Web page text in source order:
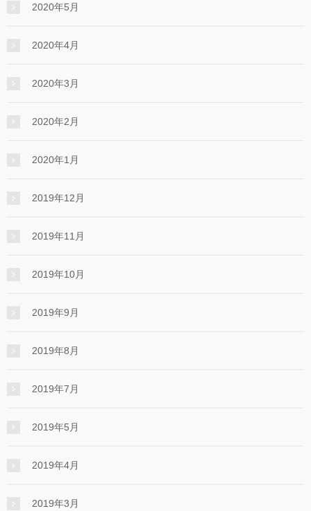
2020年5月
2020年4月
2020年3月
2020年2月
2020年1月
2019年12月
2019年11月
2019年10月
2019年9月
2019年8月
2019年7月
2019年5月
2019年4月
2019年3月